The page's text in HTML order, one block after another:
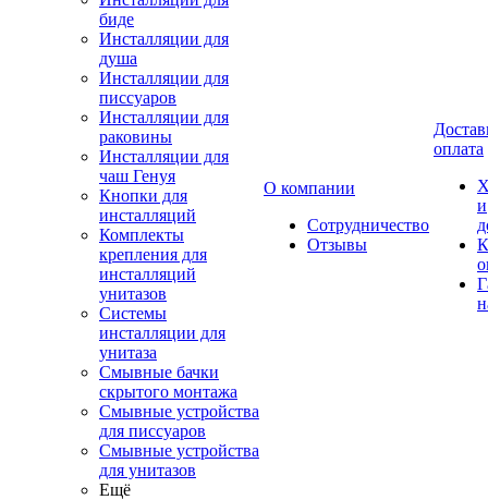
биде
Инсталляции для
душа
Инсталляции для
писсуаров
Инсталляции для
раковины
Инсталляции для
чаш Генуя
Кнопки для
инсталляций
Комплекты
крепления для
инсталляций
унитазов
Системы
инсталляции для
унитаза
Смывные бачки
скрытого монтажа
Смывные устройства
для писсуаров
Смывные устройства
для унитазов
Ещё
О компании
Сотрудничество
Отзывы
оплата
и